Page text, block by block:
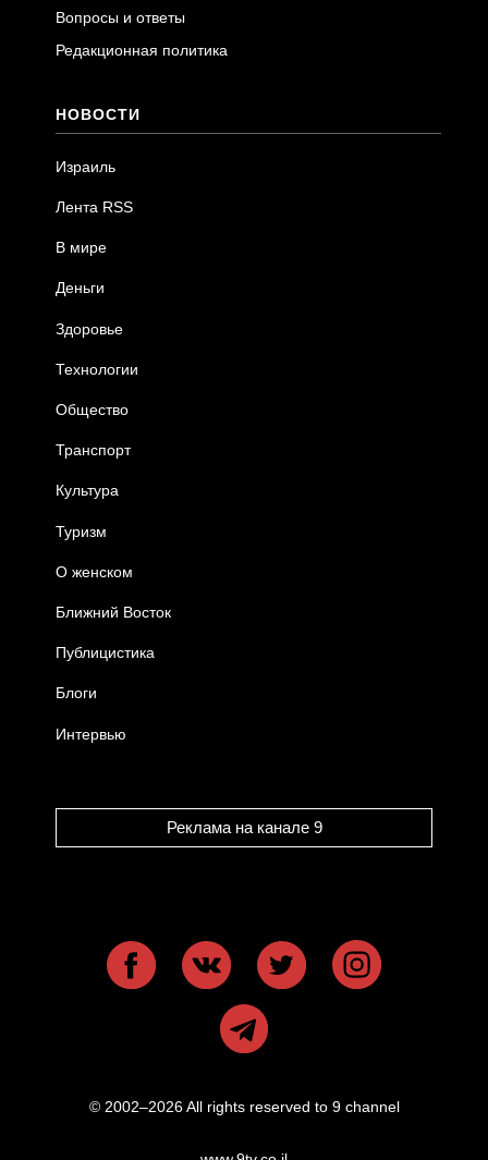
Вопросы и ответы
Редакционная политика
НОВОСТИ
Израиль
Лента RSS
В мире
Деньги
Здоровье
Технологии
Общество
Транспорт
Культура
Туризм
О женском
Ближний Восток
Публицистика
Блоги
Интервью
Реклама на канале 9
© 2002–2026 All rights reserved to 9 channel